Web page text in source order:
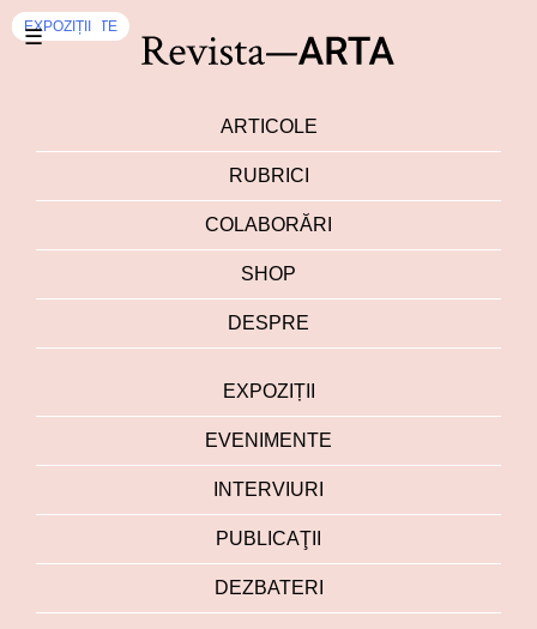
☰
ARTICOLE
RUBRICI
COLABORĂRI
SHOP
DESPRE
EXPOZIȚII
EVENIMENTE
INTERVIURI
PUBLICAŢII
DEZBATERI
EXPOZIȚII
EXPOZIȚII
EXPOZIȚII
EVENIMENTE
EXPOZIȚII